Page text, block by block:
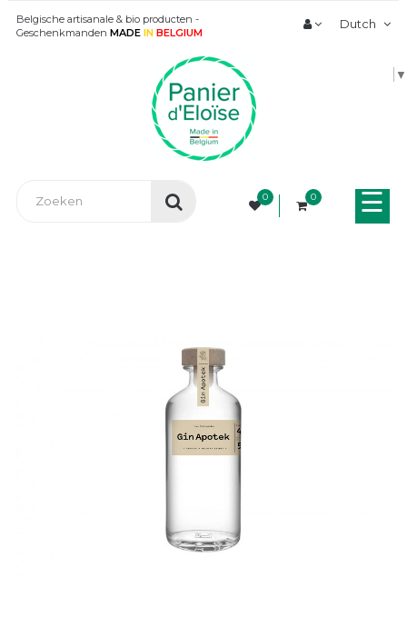
Belgische artisanale & bio producten -
Geschenkmanden MADE IN BELGIUM
Dutch
▼
0 0 ☰